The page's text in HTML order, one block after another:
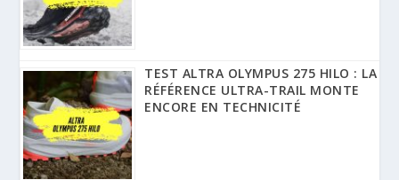
TEST ALTRA OLYMPUS 275 HILO : LA
RÉFÉRENCE ULTRA-TRAIL MONTE
ENCORE EN TECHNICITÉ